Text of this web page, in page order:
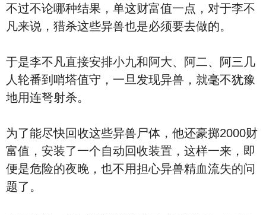
不过不论哪种结果，单这财富值一点，对于李不
凡来说，猎杀这些异兽也是必须要去做的。
于是李不凡直接安排小九和阿大、阿二、阿三几
人轮番到哨塔值守，一旦发现异兽，就毫不犹豫
地用连弩射杀。
为了能尽快回收这些异兽尸体，他还豪掷2000财
富值，安装了一个自动回收装置，这样一来，即
便是危险的夜晚，也不用担心异兽精血流失的问
题了。